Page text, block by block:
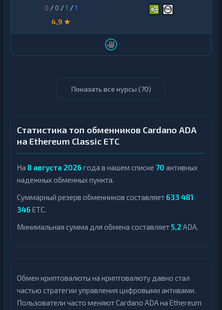
0 / 0 /1 /1
4,9 ★
Показать все курсы (70)
Статистика топ обменников Cardano ADA
на Ethereum Classic ETC
На 8 августа 2026 года в нашем списке 70 активных
надежных обменных пункта.
Суммарный резерв обменников составляет 633 481
346 ETC.
Минимальная сумма для обмена составляет5,2 ADA.
Обмен криптовалюты на криптовалюту давно стал
частью стратегии управления цифровыми активами.
Пользователи часто меняют Cardano ADA на Ethereum